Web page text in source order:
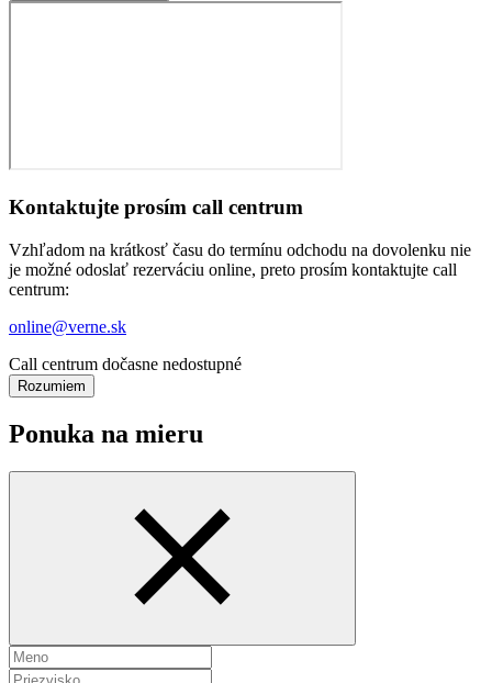
Kontaktujte prosím call centrum
Vzhľadom na krátkosť času do termínu odchodu na dovolenku nie
je možné odoslať rezerváciu online, preto prosím kontaktujte call
centrum:
online@verne.sk
Call centrum dočasne nedostupné
Rozumiem
Ponuka na mieru